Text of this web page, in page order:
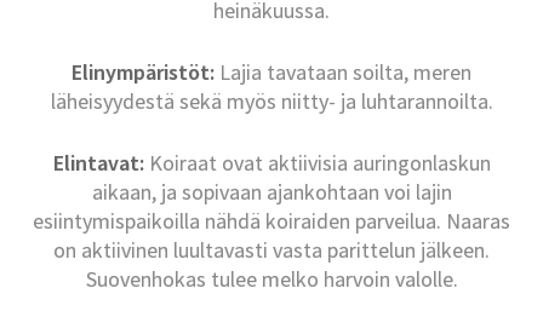
heinäkuussa.
Elinympäristöt: Lajia tavataan soilta, meren
läheisyydestä sekä myös niitty- ja luhtarannoilta.
Elintavat:Koiraat ovat aktiivisia auringonlaskun
aikaan, ja sopivaan ajankohtaan voi lajin
esiintymispaikoilla nähdä koiraiden parveilua. Naaras
on aktiivinen luultavasti vasta parittelun jälkeen.
Suovenhokas tulee melko harvoin valolle.